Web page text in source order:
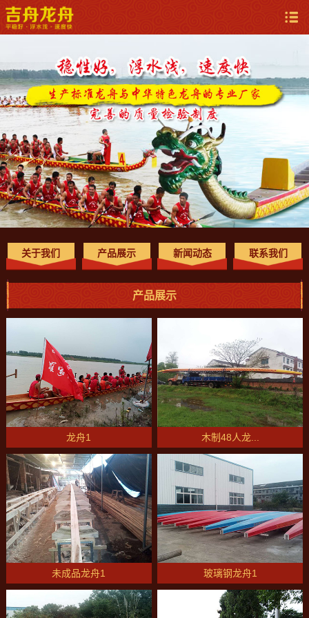
关于我们 产品展示 新闻动态 联系我们
产品展示
龙舟1 木制48人龙...
未成品龙舟1 玻璃钢龙舟1